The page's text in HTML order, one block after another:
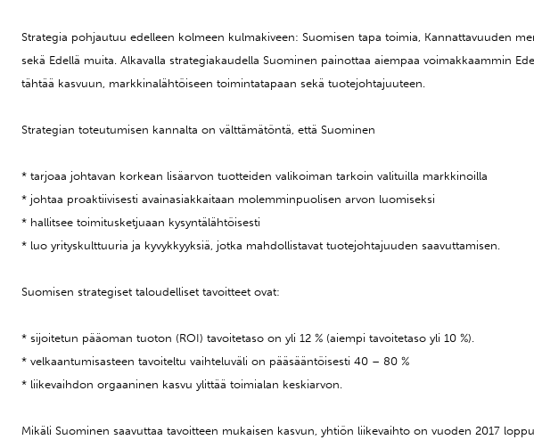
Strategia pohjautuu edelleen kolmeen kulmakiveen: Suomisen tapa toimia, Kannattavuuden
sekä Edellä muita. Alkavalla strategiakaudella Suominen painottaa aiempaa voimakkaammin
tähtää kasvuun, markkinalähtöiseen toimintatapaan sekä tuotejohtajuuteen.
Strategian toteutumisen kannalta on välttämätöntä, että Suominen
* tarjoaa johtavan korkean lisäarvon tuotteiden valikoiman tarkoin valituilla markkinoilla
* johtaa proaktiivisesti avainasiakkaitaan molemminpuolisen arvon luomiseksi
* hallitsee toimitusketjuaan kysyntälähtöisesti
* luo yrityskulttuuria ja kyvykkyyksiä, jotka mahdollistavat tuotejohtajuuden saavuttamisen.
Suomisen strategiset taloudelliset tavoitteet ovat:
* sijoitetun pääoman tuoton (ROI) tavoitetaso on yli 12 % (aiempi tavoitetaso yli 10 %).
* velkaantumisasteen tavoiteltu vaihteluväli on pääsääntöisesti 40 – 80 %
* liikevaihdon orgaaninen kasvu ylittää toimialan keskiarvon.
Mikäli Suominen saavuttaa tavoitteen mukaisen kasvun, yhtiön liikevaihto on vuoden 2017